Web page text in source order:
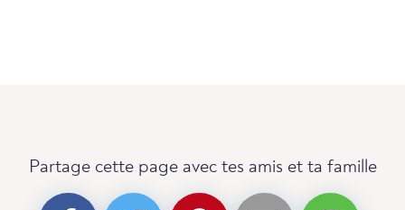
Partage cette page avec tes amis et ta famille